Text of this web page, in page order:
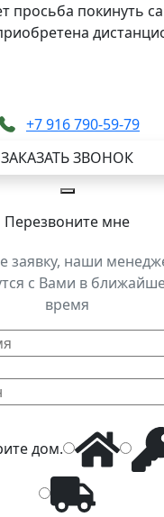
просьба покинуть
+7 916 790-59-79
ЗАКАЗАТЬ ЗВОНОК
Перезвоните мне
заявку, наши
с Вами в
время
дом.